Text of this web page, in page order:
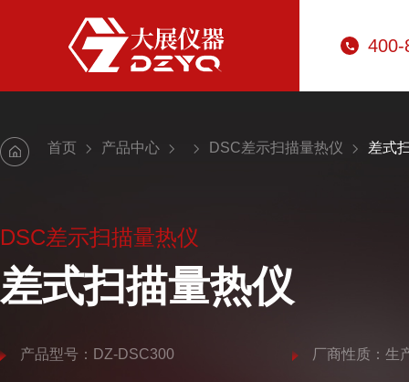
400-
首页 产品中心 DSC差示扫描量热仪 差式
DSC差示扫描量热仪
差式扫描量热仪
产品型号：DZ-DSC300 厂商性质：生